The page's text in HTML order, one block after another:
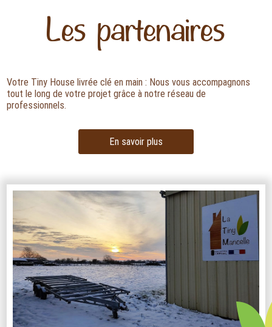
Les partenaires
Votre Tiny House livrée clé en main : Nous vous accompagnons
tout le long de votre projet grâce à notre réseau de
professionnels.
En savoir plus